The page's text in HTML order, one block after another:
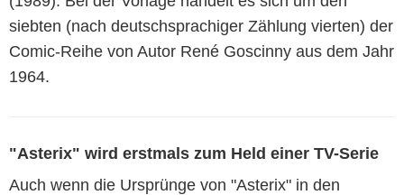
siebten (nach deutschsprachiger Zählung vierten) der
Comic-Reihe von Autor René Goscinny aus dem Jahr
1964.
"Asterix" wird erstmals zum Held einer TV-Serie
Auch wenn die Ursprünge von "Asterix" in den